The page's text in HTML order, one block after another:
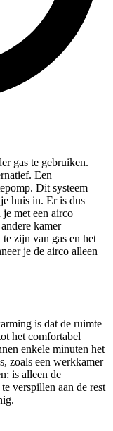
gas te gebruiken.
Een
Dit systeem
huis in. Er is dus
met een airco
kamer
zijn van gas en het
je de airco alleen
is dat de ruimte
het comfortabel
enkele minuten het
zoals een werkkamer
is alleen de
verspillen aan de rest